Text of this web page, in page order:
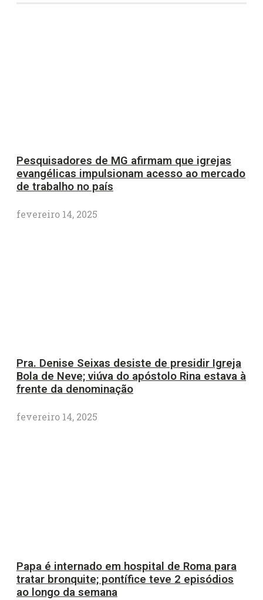
Pesquisadores de MG afirmam que igrejas
evangélicas impulsionam acesso ao mercado
de trabalho no país
fevereiro 14, 2025
Pra. Denise Seixas desiste de presidir Igreja
Bola de Neve; viúva do apóstolo Rina estava à
frente da denominação
fevereiro 14, 2025
Papa é internado em hospital de Roma para
tratar bronquite; pontífice teve 2 episódios
ao longo da semana